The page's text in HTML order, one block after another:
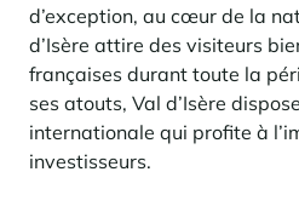
d’exception, au cœur de la
d’Isère attire des visiteurs
françaises durant toute la
ses atouts, Val d’Isère
internationale qui profite à
investisseurs.